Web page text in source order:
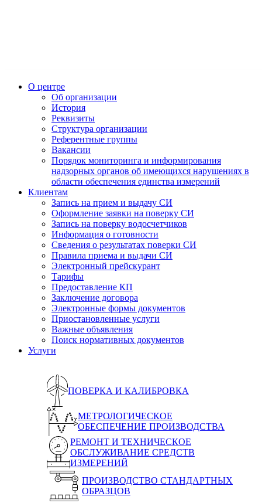
О центре
Об организации
История
Реквизиты
Структура организации
Референтные группы
Вакансии
Порядок мониторинга и информирования
надзорных органов об имеющихся нарушениях в
области обеспечения единства измерений
Клиентам
Запись на прием и выдачу СИ
Оформление заявки на поверку СИ
Запись на поверку водосчетчиков
Информация о готовности
Сведения о результатах поверки СИ
Правила приема и выдачи СИ
Электронный прейскурант
Тарифы
Предоставление КП
Заключение договора
Электронные формы документов
Приостановленные услуги
Важные объявления
Поиск нормативных документов
Услуги
ПОВЕРКА И КАЛИБРОВКА
МЕТРОЛОГИЧЕСКОЕ
ОБЕСПЕЧЕНИЕ ПРОИЗВОДСТВА
РЕМОНТ И ТЕХНИЧЕСКОЕ
ОБСЛУЖИВАНИЕ СРЕДСТВ
ИЗМЕРЕНИЙ
ПРОИЗВОДСТВО СТАНДАРТНЫХ
ОБРАЗЦОВ